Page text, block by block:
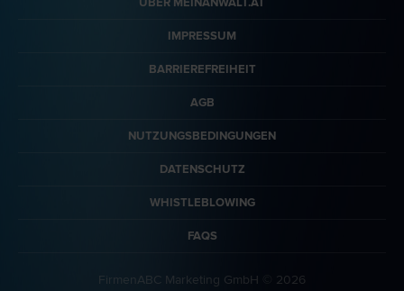
IMPRESSUM
BARRIEREFREIHEIT
AGB
NUTZUNGSBEDINGUNGEN
DATENSCHUTZ
WHISTLEBLOWING
FAQS
FirmenABC Marketing GmbH © 2026